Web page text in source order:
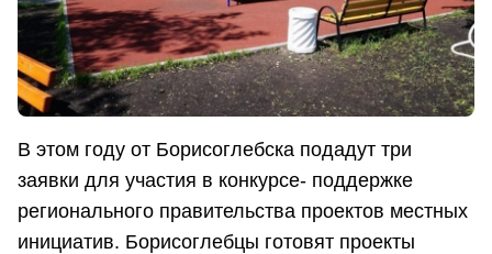
В этом году от Борисоглебска подадут три
заявки для участия в конкурсе- поддержке
регионального правительства проектов местных
инициатив. Борисоглебцы готовят проекты